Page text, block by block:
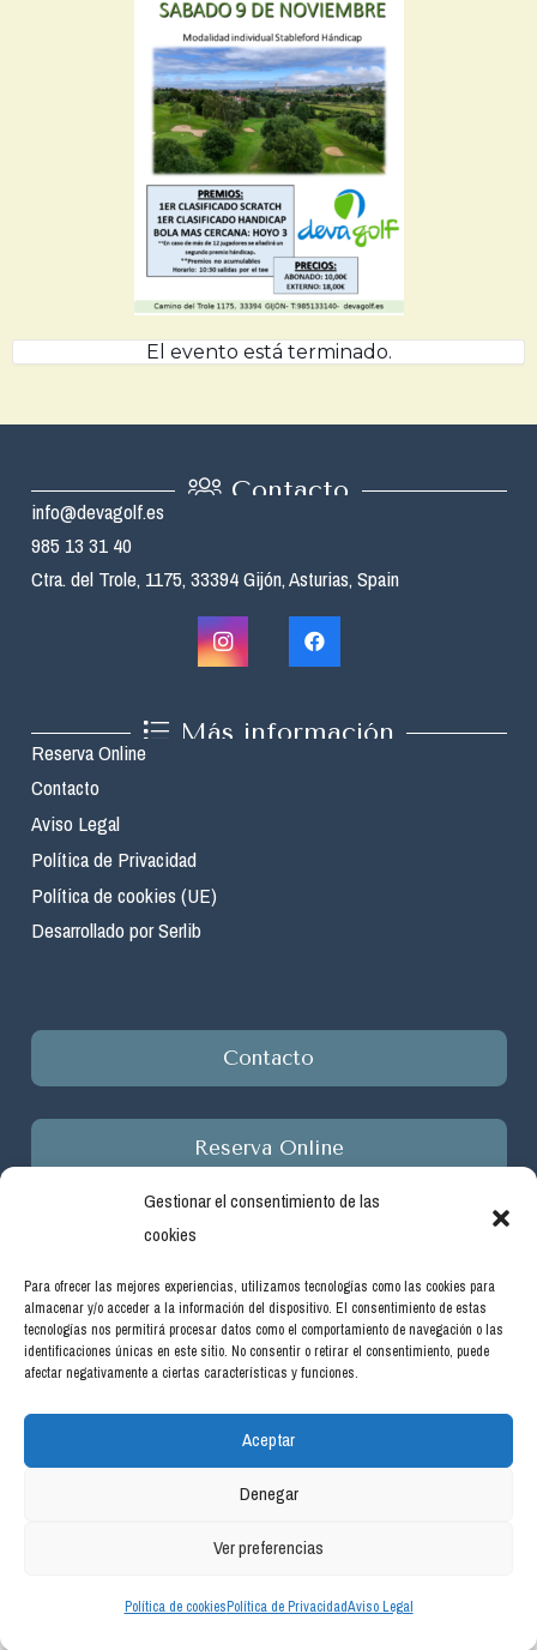
Gestionar el consentimiento de las
cookies
Para ofrecer las mejores experiencias, utilizamos tecnologías como las cookies para
almacenar y/o acceder a la información del dispositivo. El consentimiento de estas
tecnologías nos permitirá procesar datos como el comportamiento de navegación o las
identificaciones únicas en este sitio. No consentir o retirar el consentimiento, puede
afectar negativamente a ciertas características y funciones.
Aceptar
Denegar
Ver preferencias
Política de cookiesPolítica de PrivacidadAviso Legal
El evento está terminado.
Contacto
info@devagolf.es
985 13 31 40
Ctra. del Trole, 1175, 33394 Gijón, Asturias, Spain
Más información
Reserva Online
Contacto
Aviso Legal
Política de Privacidad
Política de cookies (UE)
Desarrollado por Serlib
Contacto
Reserva Online
Empresa beneficiaria de ayudas del programa de incentivos
ligados al autoconsumo y almacenamiento, con fuentes de
energía renovable, así como a la implantación de sistemas
térmicos renovables en el sector residencial en el marco del
Plan de Recuperación, Transformación y Resiliencia, financiado